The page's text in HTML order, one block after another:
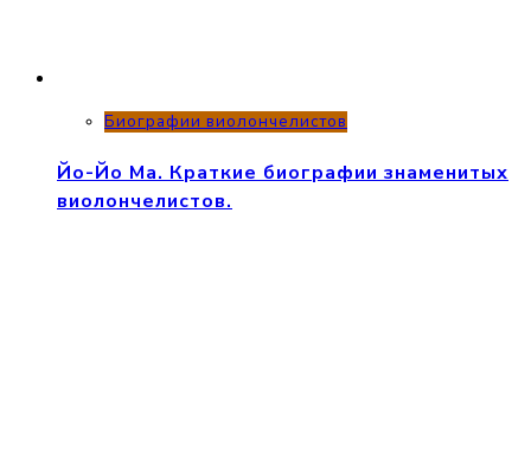
Биографии виолончелистов
Йо-Йо Ма. Краткие биографии знаменитых
виолончелистов.